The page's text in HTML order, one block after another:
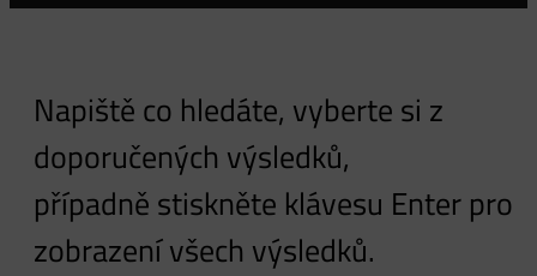
Napiště co hledáte, vyberte si z
doporučených výsledků,
případně stiskněte klávesu Enter pro
zobrazení všech výsledků.